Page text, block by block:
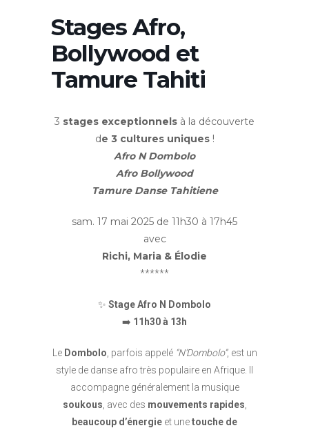
Stages Afro,
Bollywood et
Tamure Tahiti
3 stages exceptionnels à la découverte
de 3 cultures uniques!
Afro N Dombolo
Afro Bollywood
Tamure Danse Tahitiene
sam. 17 mai 2025 de 11h30 à 17h45
avec
Richi, Maria & Élodie
******
✨ Stage Afro N Dombolo
➡️ 11h30 à 13h
Le Dombolo , parfois appelé “N’Dombolo”, est un
style de danse afro très populaire en Afrique. Il
accompagne généralement la musique
soukous , avec des mouvements rapides
beaucoup d’énergie et unetouche de